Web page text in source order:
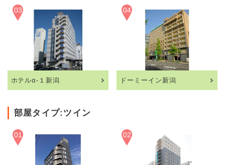
ホテルα-１新潟
03
ドーミーイン新潟
04
部屋タイプ:ツイン
01 02